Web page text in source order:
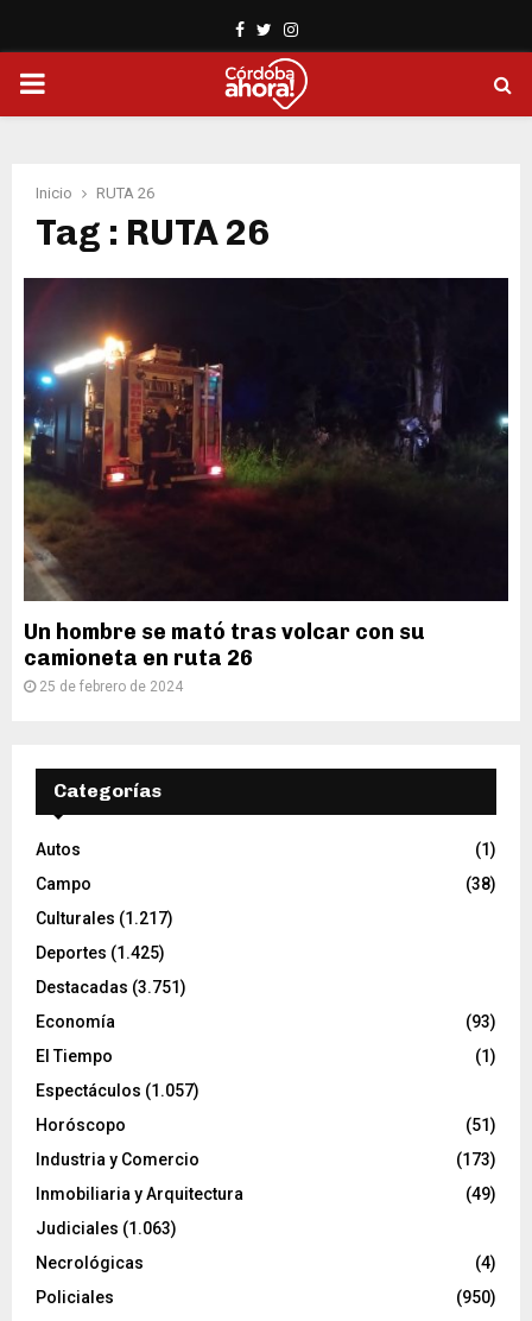
Facebook
TwitterInstagram
PRIMARY
Inicio RUTA 26
Tag : RUTA 26
Un hombre se mató tras volcar con su
camioneta en ruta 26
25 de febrero de 2024
Categorías
Autos
(1)
Campo
(38)
Culturales (1.217)
Deportes (1.425)
Destacadas (3.751)
Economía
(93)
El Tiempo
(1)
Espectáculos (1.057)
Horóscopo
(51)
Industria y Comercio
(173)
Inmobiliaria y Arquitectura
(49)
Judiciales (1.063)
Necrológicas
(4)
Policiales
(950)